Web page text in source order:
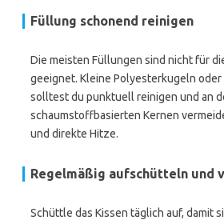
Füllung schonend reinigen
Die meisten Füllungen sind nicht für
geeignet. Kleine Polyesterkugeln oder
solltest du punktuell reinigen und an
schaumstoffbasierten Kernen
und direkte Hitze.
Regelmäßig aufschütteln und
Schüttle das Kissen täglich auf, damit